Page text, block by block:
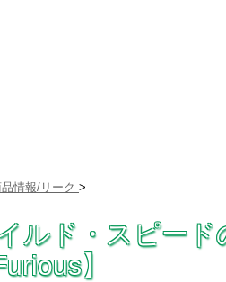
情報/リーク >
ルド・スピー
】